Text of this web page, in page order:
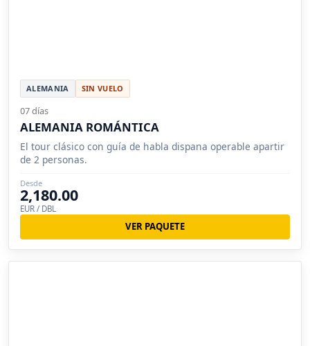
ALEMANIA SIN VUELO
07 días
ALEMANIA ROMÁNTICA
El tour clásico con guía de habla dispana operable apartir
de 2 personas.
Desde
2,180.00
EUR / DBL
VER PAQUETE